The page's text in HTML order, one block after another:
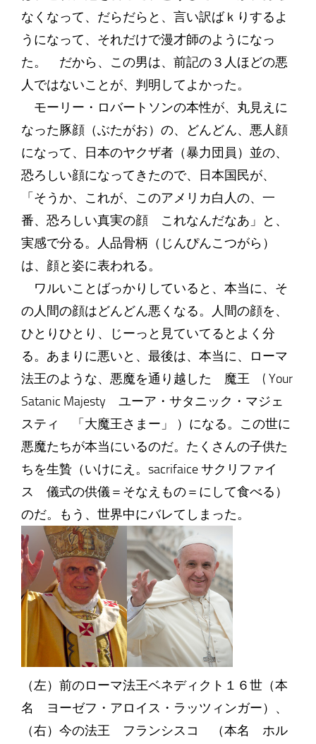
なくなって、だらだらと、言い訳ばｋりするよ
うになって、それだけで漫才師のようになっ
た。 だから、この男は、前記の３人ほどの悪
人ではないことが、判明してよかった。
モーリー・ロバートソンの本性が、丸見えに
なった豚顔（ぶたがお）の、どんどん、悪人顔
になって、日本のヤクザ者（暴力団員）並の、
恐ろしい顔になってきたので、日本国民が、
「そうか、これが、このアメリカ白人の、一
番、恐ろしい真実の顔 これなんだなあ」と、
実感で分る。人品骨柄（じんぴんこつがら）
は、顔と姿に表われる。
ワルいことばっかりしていると、本当に、そ
の人間の顔はどんどん悪くなる。人間の顔を、
ひとりひとり、じーっと見ていてるとよく分
る。あまりに悪いと、最後は、本当に、ローマ
法王のような、悪魔を通り越した 魔王 ( Your
Satanic Majesty ユーア・サタニック・マジェ
スティ 「大魔王さまー」 ）になる。この世に
悪魔たちが本当にいるのだ。たくさんの子供た
ちを生贄（いけにえ。sacrifaice サクリファイ
ス 儀式の供儀＝そなえもの＝にして食べる）
のだ。もう、世界中にバレてしまった。
（左）前のローマ法王ベネディクト１６世（本
名 ヨーゼフ・アロイス・ラッツィンガー）、
（右）今の法王 フランシスコ （本名 ホル